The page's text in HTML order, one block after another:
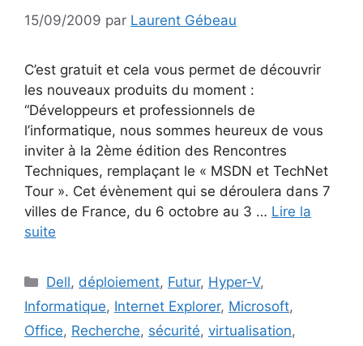
15/09/2009 par Laurent Gébeau
C’est gratuit et cela vous permet de découvrir
les nouveaux produits du moment :
“Développeurs et professionnels de
l’informatique, nous sommes heureux de vous
inviter à la 2ème édition des Rencontres
Techniques, remplaçant le « MSDN et TechNet
Tour ». Cet évènement qui se déroulera dans 7
villes de France, du 6 octobre au 3 … Lire la
suite
Catégories
Dell, déploiement, Futur, Hyper-V,
Informatique, Internet Explorer, Microsoft,
Office, Recherche, sécurité, virtualisation,